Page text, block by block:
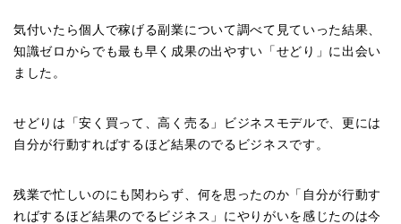
気付いたら個人で稼げる副業について調べて見ていった結果、
知識ゼロからでも最も早く成果の出やすい「せどり」に出会い
ました。
せどりは「安く買って、高く売る」ビジネスモデルで、更には
自分が行動すればするほど結果のでるビジネスです。
残業で忙しいのにも関わらず、何を思ったのか「自分が行動す
ればするほど結果のでるビジネス」にやりがいを感じたのは今